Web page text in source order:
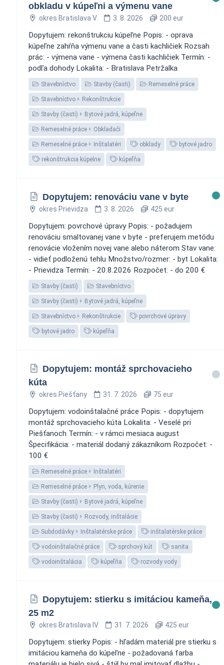
obkladu v kúpeľni a výmenu vane
okres Bratislava V 3. 8. 2026 200 eur
Dopytujem: rekonštrukciu kúpeľne Popis: - oprava
kúpeľne zahŕňa výmenu vane a časti kachličiek Rozsah
prác: - výmena vane - výmena časti kachličiek Termín: -
podľa dohody Lokalita: - Bratislava Petržalka
Stavebníctvo Stavby (časti) Remeselné práce
Stavebníctvo Rekonštrukcie
Stavby (časti) Bytové jadrá, kúpeľne
Remeselné práce Obkladači
Remeselné práce Inštalatéri obklady bytové jadro
rekonštrukcia kúpelne kúpeľňa
Dopytujem: renováciu vane v byte
okres Prievidza 3. 8. 2026 425 eur
Dopytujem: povrchové úpravy Popis: - požadujem
renováciu smaltovanej vane v byte - preferujem metódu
renovácie vložením novej vane alebo náterom Stav vane:
- vidieť podloženú tehlu Množstvo/rozmer: - byt Lokalita:
- Prievidza Termín: - 20.8.2026 Rozpočet: - do 200 €
Stavby (časti) Stavebníctvo
Stavby (časti) Bytové jadrá, kúpeľne
Stavebníctvo Rekonštrukcie povrchové úpravy
bytové jadro kúpeľňa
Dopytujem: montáž sprchovacieho
kúta
okres Piešťany 31. 7. 2026 75 eur
Dopytujem: vodoinštalačné práce Popis: - dopytujem
montáž sprchovacieho kúta Lokalita: - Veselé pri
Piešťanoch Termín: - v rámci mesiaca august
Špecifikácia: - materiál dodaný zákazníkom Rozpočet: -
100 €
Remeselné práce Inštalatéri
Remeselné práce Plyn, voda, kúrenie
Stavby (časti) Bytové jadrá, kúpeľne
Stavby (časti) Rozvody, inštalácie
Subdodávky Inštalatérske práce inštalatérske práce
vodoinštalačné práce sprchový kút sanita
vodoinštalácia kúpeľňa rozvody vody
Dopytujem: stierku s imitáciou kameňa,
25 m2
okres Bratislava IV 31. 7. 2026 425 eur
Dopytujem: stierky Popis: - hľadám materiál pre stierku s
imitáciou kameňa do kúpeľne - požadovaná farba